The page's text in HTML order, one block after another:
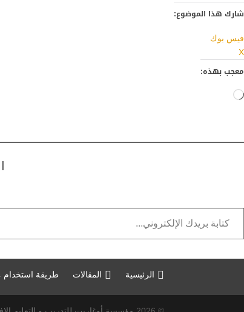
شارك هذا الموضوع:
فيس بوك
X
معجب بهذه:
جاري
كتابة بريدك الإلكتروني...
الرئيسية المقالات طريقة استخدام